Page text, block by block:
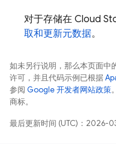
对于存储在 Cloud
取和更新元数据。
如未另行说明，那么本页面中
许可，并且代码示例已根据
参阅 Google 开发者网站政策
商标。
最后更新时间 (UTC)：2026-